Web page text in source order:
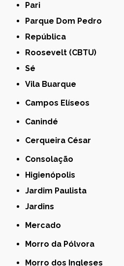
Pari
Parque Dom Pedro
República
Roosevelt (CBTU)
Sé
Vila Buarque
Campos Elíseos
Canindé
Cerqueira César
Consolação
Higienópolis
Jardim Paulista
Jardins
Mercado
Morro da Pólvora
Morro dos Ingleses